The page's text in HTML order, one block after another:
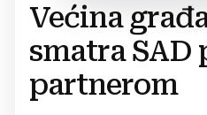
Većina
smatra SAD
partnerom